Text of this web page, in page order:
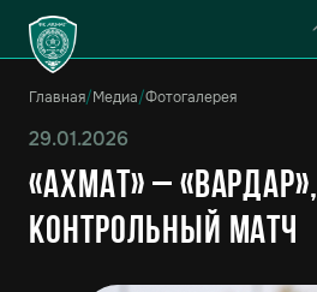
Главная/Медиа/Фотогалерея
29.01.2026
«Ахмат» – «Вардар»,
контрольный матч